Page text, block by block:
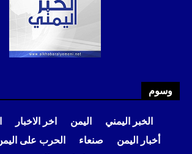
وسوم
الخبر اليمني اليمن اخر الاخبار
أخبار اليمن
صنعاء الحرب على